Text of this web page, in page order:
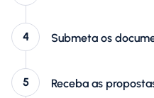
Submeta os
Receba as